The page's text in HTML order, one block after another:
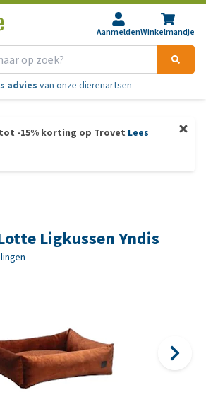
AanmeldenWinkelmandje
advies van onze dierenartsen
-15% korting op Trovet Lees
Ligkussen Yndis